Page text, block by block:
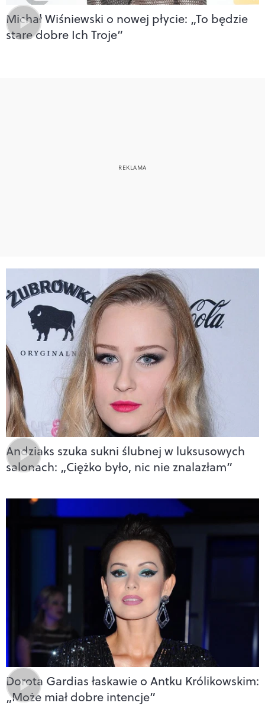
Michał Wiśniewski o nowej płycie: „To będzie
stare dobre Ich Troje”
Andziaks szuka sukni ślubnej w luksusowych
salonach: „Ciężko było, nic nie znalazłam”
Dorota Gardias łaskawie o Antku Królikowskim:
„Może miał dobre intencje”